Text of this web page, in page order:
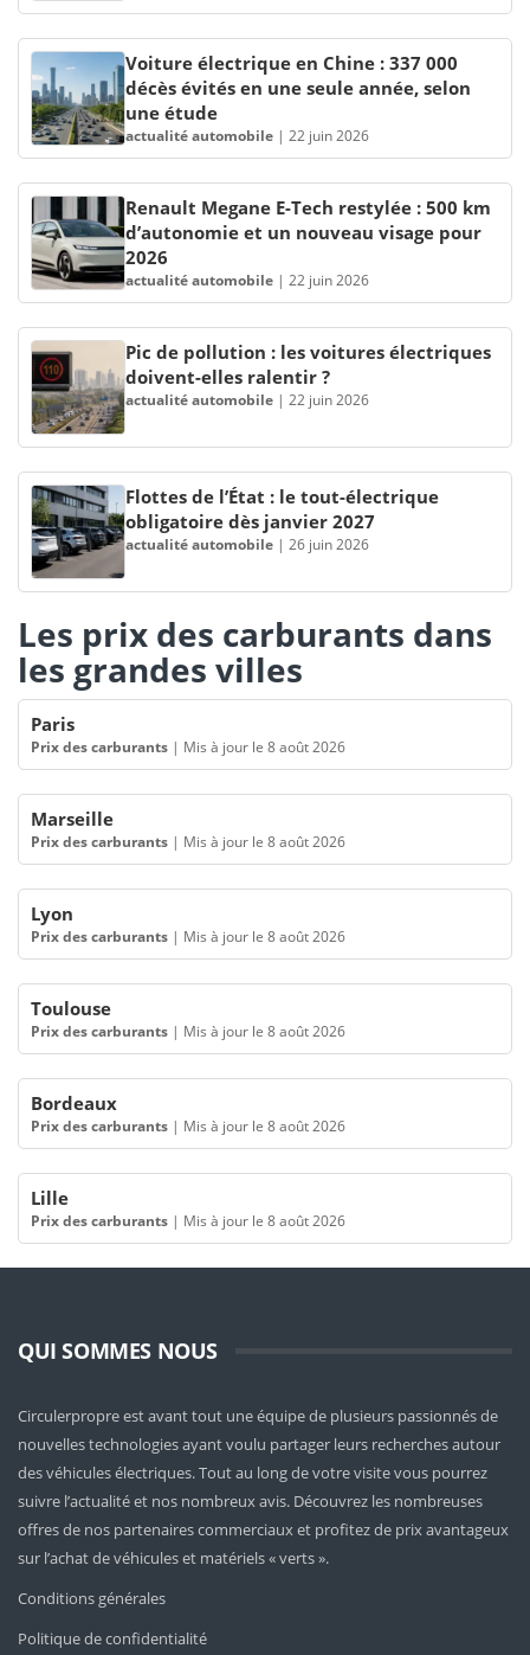
Voiture électrique en Chine : 337 000
décès évités en une seule année, selon
une étude
actualité automobile | 22 juin 2026
Renault Megane E-Tech restylée : 500 km
d’autonomie et un nouveau visage pour
2026
actualité automobile | 22 juin 2026
Pic de pollution : les voitures électriques
doivent-elles ralentir ?
actualité automobile | 22 juin 2026
Flottes de l’État : le tout-électrique
obligatoire dès janvier 2027
actualité automobile | 26 juin 2026
Les prix des carburants dans
les grandes villes
Paris
Prix des carburants | Mis à jour le 8 août 2026
Marseille
Prix des carburants | Mis à jour le 8 août 2026
Lyon
Prix des carburants | Mis à jour le 8 août 2026
Toulouse
Prix des carburants | Mis à jour le 8 août 2026
Bordeaux
Prix des carburants | Mis à jour le 8 août 2026
Lille
Prix des carburants | Mis à jour le 8 août 2026
QUI SOMMES NOUS
Circulerpropre est avant tout une équipe de plusieurs passionnés de
nouvelles technologies ayant voulu partager leurs recherches autour
des véhicules électriques. Tout au long de votre visite vous pourrez
suivre l’actualité et nos nombreux avis. Découvrez les nombreuses
offres de nos partenaires commerciaux et profitez de prix avantageux
sur l’achat de véhicules et matériels « verts ».
Conditions générales
Politique de confidentialité